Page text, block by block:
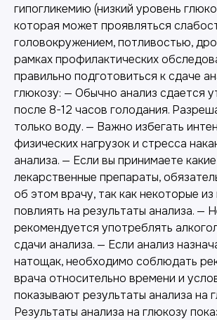
гипогликемию (низкий уровень
которая может проявляться
головокружением, потливостью,
рамках профилактических
правильно подготовиться к сдаче
глюкозу: — Обычно анализ сдается
после 8-12 часов голодания.
только воду. — Важно избегать
физических нагрузок и стресса
анализа. — Если вы принимаете
лекарственные препараты,
об этом врачу, так как некоторые из
повлиять на результаты анализа. —
рекомендуется употреблять
сдачи анализа. — Если анализ
натощак, необходимо соблюдать
врача относительно времени и
показывают результаты анализа на
Результаты анализа на глюкозу